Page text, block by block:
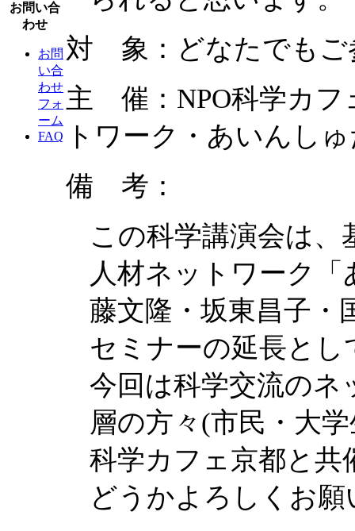
お問い合
わせ
お問
い合
わせ
フォ
ーム
FAQ
対 象：どなたでもご
主 催：NPO科学カフ
トワーク・あいんし
備 考：
この科学講演会は、
人材ネットワーク
藤文隆・坂東昌子・
セミナーの延長と
今回は科学交流のネ
層の方々(市民・大
科学カフェ京都と
どうかよろしくお